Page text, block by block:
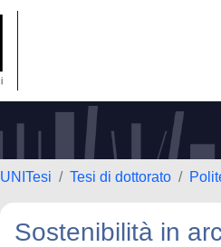
UNITesi Tesi di dottorato
Sostenibilità in